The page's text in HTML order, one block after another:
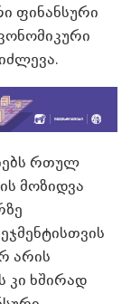
ფინანსური
რთულ
მოზიდვა
არის
კი ხშირად